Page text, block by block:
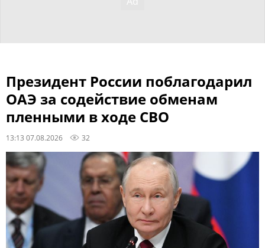
Президент России поблагодарил
ОАЭ за содействие обменам
пленными в ходе СВО
13:13 07.08.2026 32